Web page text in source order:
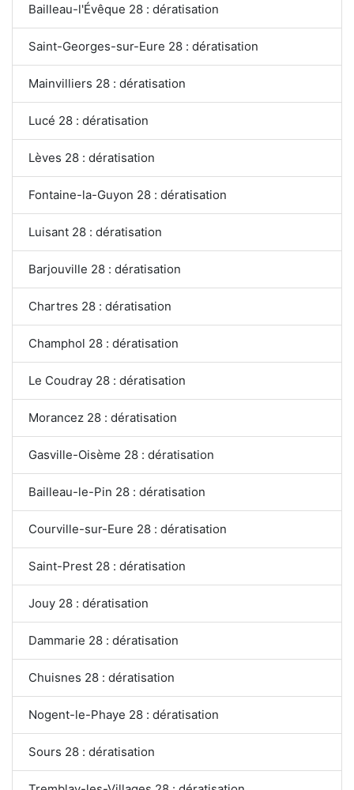
Bailleau-l'Évêque 28 : dératisation
Saint-Georges-sur-Eure 28 : dératisation
Mainvilliers 28 : dératisation
Lucé 28 : dératisation
Lèves 28 : dératisation
Fontaine-la-Guyon 28 : dératisation
Luisant 28 : dératisation
Barjouville 28 : dératisation
Chartres 28 : dératisation
Champhol 28 : dératisation
Le Coudray 28 : dératisation
Morancez 28 : dératisation
Gasville-Oisème 28 : dératisation
Bailleau-le-Pin 28 : dératisation
Courville-sur-Eure 28 : dératisation
Saint-Prest 28 : dératisation
Jouy 28 : dératisation
Dammarie 28 : dératisation
Chuisnes 28 : dératisation
Nogent-le-Phaye 28 : dératisation
Sours 28 : dératisation